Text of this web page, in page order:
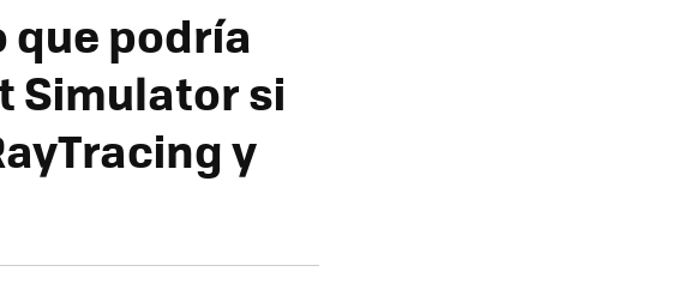
que podría
Simulator si
y